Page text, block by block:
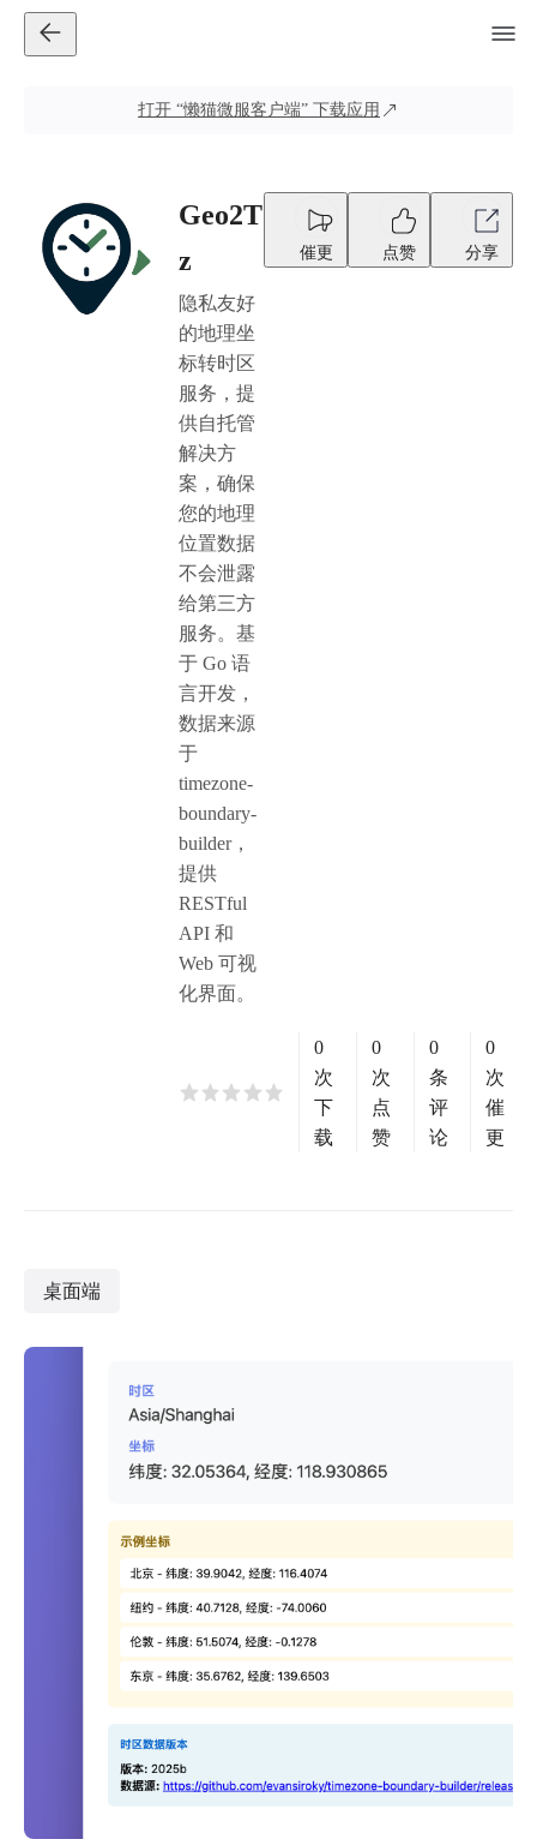
打开 “懒猫微服客户端” 下载应用
Geo2T
z
隐私友好
的地理坐
标转时区
服务，提
供自托管
解决方
案，确保
您的地理
位置数据
不会泄露
给第三方
服务。基
于 Go 语
言开发，
数据来源
于
timezone-
boundary-
builder，
提供
RESTful
API 和
Web 可视
化界面。
催更 点赞 分享
0
次
下
载
0
次
点
赞
0
条
评
论
0
次
催
更
桌面端